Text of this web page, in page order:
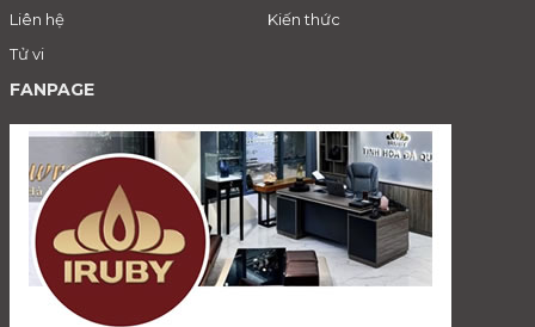
Liên hệ
Kiến thức
Tử vi
FANPAGE